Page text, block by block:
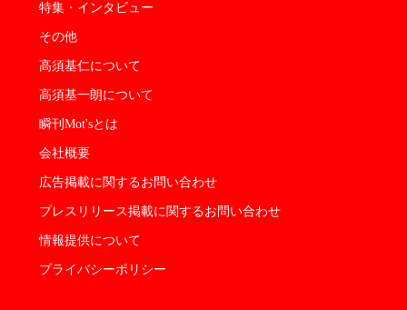
特集・インタビュー
その他
高須基仁について
高須基一朗について
瞬刊Mot'sとは
会社概要
広告掲載に関するお問い合わせ
プレスリリース掲載に関するお問い合わせ
情報提供について
プライバシーポリシー